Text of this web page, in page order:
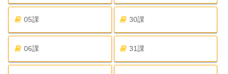
05課 30課
06課 31課